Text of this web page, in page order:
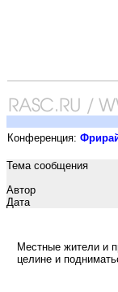
Конференция:
Тема сообщения
Автор
Дата
Местные жители и
целине и